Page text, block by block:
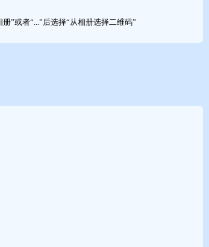
金土。五行统计: 3木, 2火, 2土, 0金, 1水)
「八字偏弱」；〖八字喜用神〗：八字偏弱，八字
”或者“...”后选择“从相册选择二维码”